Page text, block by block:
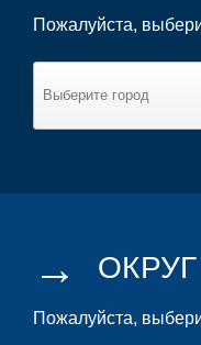
Пожалуйста,
→ ОКРУГ
Пожалуйста,